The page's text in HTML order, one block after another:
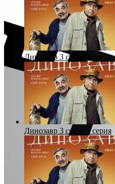
Динозавр 3 сезон 2 серия
Динозавр 3 сезон 3 серия